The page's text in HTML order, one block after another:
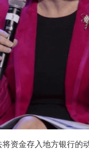
资金存入地方银行